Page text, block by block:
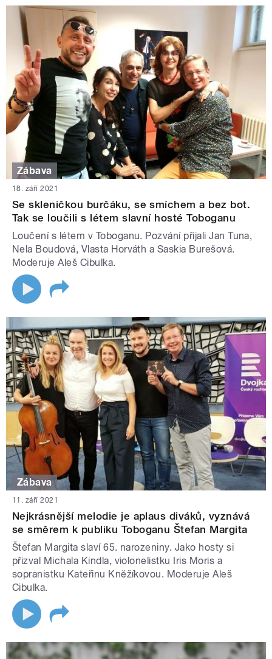
Zábava
18. září 2021
Se skleničkou burčáku, se smíchem a bez bot.
Tak se loučili s létem slavní hosté Toboganu
Loučení s létem v Toboganu. Pozvání přijali Jan Tuna,
Nela Boudová, Vlasta Horváth a Saskia Burešová.
Moderuje Aleš Cibulka.
Zábava
11. září 2021
Nejkrásnější melodie je aplaus diváků, vyznává
se směrem k publiku Toboganu Štefan Margita
Štefan Margita slaví 65. narozeniny. Jako hosty si
přizval Michala Kindla, violonelistku Iris Moris a
sopranistku Kateřinu Kněžíkovou. Moderuje Aleš
Cibulka.